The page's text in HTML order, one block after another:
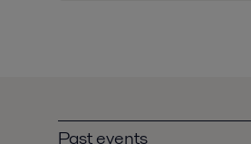
Past events